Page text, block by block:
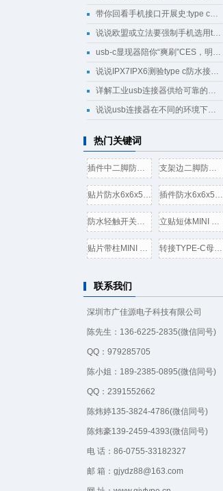
带你回看手机接口开展史:type c将完成大一统
说说欧盟或立法要强制手机选用type c接口
usb-c显现器陪你“爽刷”CES，明晰解锁新科技
说说IPX7IPX6测验type c防水接口测验计划
详解工业usb连接器供给可靠的操作
说说usb连接器在不同的环境下运用
热门关键词
插件中二脚防水6x6x5轻触开 支架边二脚防水6x6x5轻触开
贴片防水6x6x5轻触开关电气 插件防水6x6x5轻触开关电气
防水轻触开关边二脚插板 立贴短体MINI USB 5P母座,带
贴片带柱MINI USB 5P公头/插 转接TYPE-C母头转USB3.0插头
联系我们
深圳市广佳源电子科技有限公司
陈先生：136-6225-2835(微信同号)
QQ：979285705
陈小姐：189-2385-0895(微信同号)
QQ：2391552662
陈炜婷135-3824-4786(微信同号)
陈炜豪139-2459-4393(微信同号)
电 话：86-0755-33182327
邮 箱：gjydz88@163.com